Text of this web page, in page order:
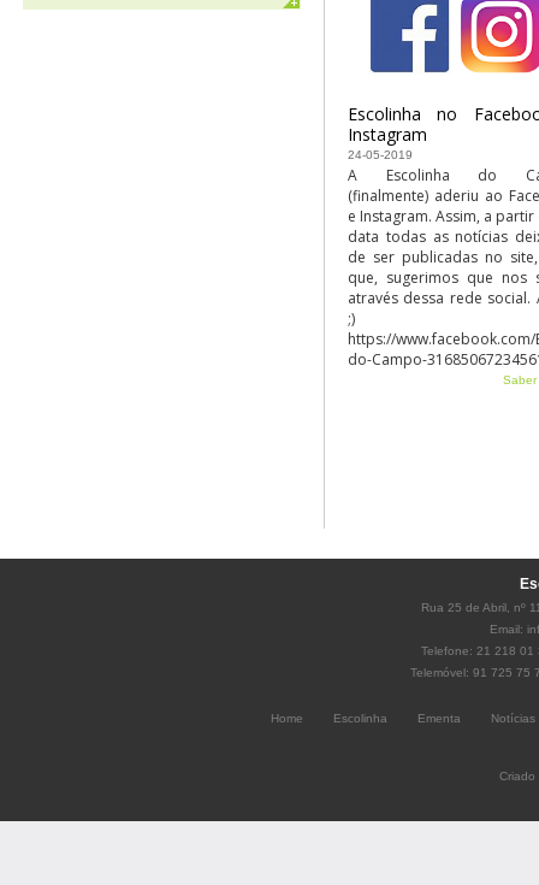
Escolinha no
Instagram
24-05-2019
A Escolinha do
(finalmente) aderiu ao
e Instagram. Assim, a partir
data todas as notícias
de ser publicadas no
que, sugerimos que nos
através dessa rede social.
;)
https://www.facebook.com/
do-Campo-
Saber
Rua 25 de Abril, nº
Email:
Telefone: 21 218 01
Telemóvel: 91 725 75
Home Escolinha Ementa Notícias